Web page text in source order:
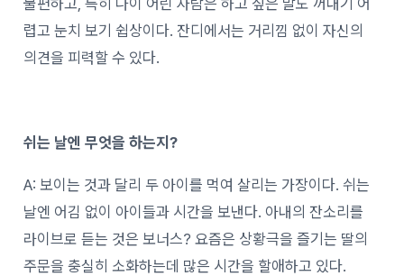
렵고 눈치 보기 쉽상이다. 잔디에서는 거리낌 없이 자신의
의견을 피력할 수 있다.
쉬는 날엔 무엇을 하는지?
A: 보이는 것과 달리 두 아이를 먹여 살리는 가장이다. 쉬는
날엔 어김 없이 아이들과 시간을 보낸다. 아내의 잔소리를
라이브로 듣는 것은 보너스? 요즘은 상황극을 즐기는 딸의
주문을 충실히 소화하는데 많은 시간을 할애하고 있다.